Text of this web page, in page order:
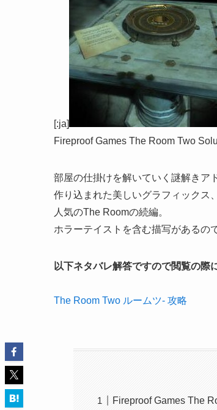
[:ja]
Fireproof Games The Room Two
部屋の仕掛けを解いていく謎解きア
作り込まれた美しいグラフィックス
人気のThe Roomの続編。
ホラーテイストを含む描写があるの
以下ネタバレ解答ですので閲覧の際
The Room Two ルームツ- 攻略
Fireproof Games The